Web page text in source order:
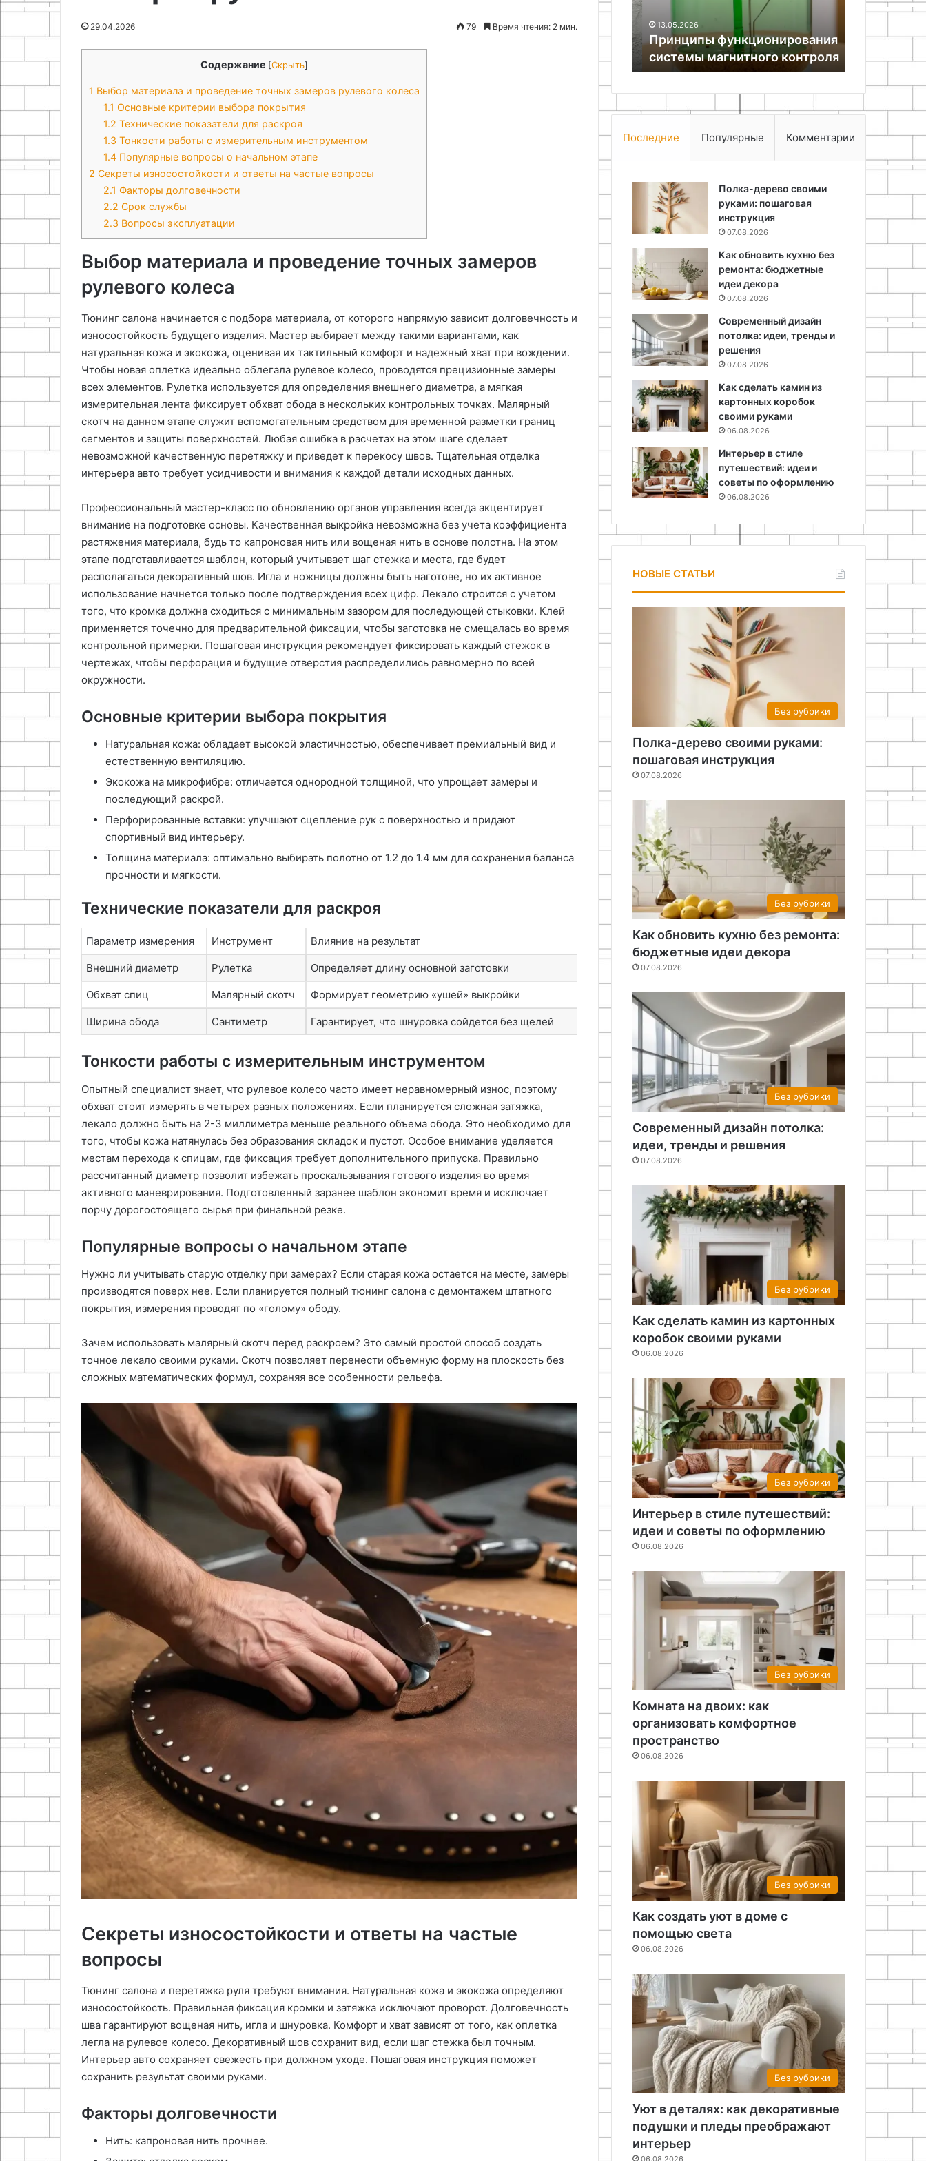
29.04.2026 79 Время чтения: 2 мин.
Содержание [Скрыть]
1 Выбор материала и проведение точных замеров рулевого колеса
1.1 Основные критерии выбора покрытия
1.2 Технические показатели для раскроя
1.3 Тонкости работы с измерительным инструментом
1.4 Популярные вопросы о начальном этапе
2 Секреты износостойкости и ответы на частые вопросы
2.1 Факторы долговечности
2.2 Срок службы
2.3 Вопросы эксплуатации
Выбор материала и проведение точных замеров
рулевого колеса
Тюнинг салона начинается с подбора материала, от которого напрямую зависит долговечность и
износостойкость будущего изделия. Мастер выбирает между такими вариантами, как
натуральная кожа и экокожа, оценивая их тактильный комфорт и надежный хват при вождении.
Чтобы новая оплетка идеально облегала рулевое колесо, проводятся прецизионные замеры
всех элементов. Рулетка используется для определения внешнего диаметра, а мягкая
измерительная лента фиксирует обхват обода в нескольких контрольных точках. Малярный
скотч на данном этапе служит вспомогательным средством для временной разметки границ
сегментов и защиты поверхностей. Любая ошибка в расчетах на этом шаге сделает
невозможной качественную перетяжку и приведет к перекосу швов. Тщательная отделка
интерьера авто требует усидчивости и внимания к каждой детали исходных данных.
Профессиональный мастер-класс по обновлению органов управления всегда акцентирует
внимание на подготовке основы. Качественная выкройка невозможна без учета коэффициента
растяжения материала, будь то капроновая нить или вощеная нить в основе полотна. На этом
этапе подготавливается шаблон, который учитывает шаг стежка и места, где будет
располагаться декоративный шов. Игла и ножницы должны быть наготове, но их активное
использование начнется только после подтверждения всех цифр. Лекало строится с учетом
того, что кромка должна сходиться с минимальным зазором для последующей стыковки. Клей
применяется точечно для предварительной фиксации, чтобы заготовка не смещалась во время
контрольной примерки. Пошаговая инструкция рекомендует фиксировать каждый стежок в
чертежах, чтобы перфорация и будущие отверстия распределились равномерно по всей
окружности.
Основные критерии выбора покрытия
Натуральная кожа: обладает высокой эластичностью, обеспечивает премиальный вид и
естественную вентиляцию.
Экокожа на микрофибре: отличается однородной толщиной, что упрощает замеры и
последующий раскрой.
Перфорированные вставки: улучшают сцепление рук с поверхностью и придают
спортивный вид интерьеру.
Толщина материала: оптимально выбирать полотно от 1.2 до 1.4 мм для сохранения баланса
прочности и мягкости.
Технические показатели для раскроя
Параметр измерения Инструмент Влияние на результат
Внешний диаметр Рулетка Определяет длину основной заготовки
Обхват спиц Малярный скотч Формирует геометрию «ушей» выкройки
Ширина обода Сантиметр Гарантирует, что шнуровка сойдется без щелей
Тонкости работы с измерительным инструментом
Опытный специалист знает, что рулевое колесо часто имеет неравномерный износ, поэтому
обхват стоит измерять в четырех разных положениях. Если планируется сложная затяжка,
лекало должно быть на 2-3 миллиметра меньше реального объема обода. Это необходимо для
того, чтобы кожа натянулась без образования складок и пустот. Особое внимание уделяется
местам перехода к спицам, где фиксация требует дополнительного припуска. Правильно
рассчитанный диаметр позволит избежать проскальзывания готового изделия во время
активного маневрирования. Подготовленный заранее шаблон экономит время и исключает
порчу дорогостоящего сырья при финальной резке.
Популярные вопросы о начальном этапе
Нужно ли учитывать старую отделку при замерах? Если старая кожа остается на месте, замеры
производятся поверх нее. Если планируется полный тюнинг салона с демонтажем штатного
покрытия, измерения проводят по «голому» ободу.
Зачем использовать малярный скотч перед раскроем? Это самый простой способ создать
точное лекало своими руками. Скотч позволяет перенести объемную форму на плоскость без
сложных математических формул, сохраняя все особенности рельефа.
Секреты износостойкости и ответы на частые
вопросы
Тюнинг салона и перетяжка руля требуют внимания. Натуральная кожа и экокожа определяют
износостойкость. Правильная фиксация кромки и затяжка исключают проворот. Долговечность
шва гарантируют вощеная нить, игла и шнуровка. Комфорт и хват зависят от того, как оплетка
легла на рулевое колесо. Декоративный шов сохранит вид, если шаг стежка был точным.
Интерьер авто сохраняет свежесть при должном уходе. Пошаговая инструкция поможет
сохранить результат своими руками.
Факторы долговечности
Нить: капроновая нить прочнее.
Самодельный термометр на
07.05.2026
13.05.2026
Принципы функционирования
системы магнитного контроля
для
эффекта
20.11.2025
интерьер
Последние Популярные Комментарии
Полка-дерево своими
руками: пошаговая
инструкция
07.08.2026
Как обновить кухню без
ремонта: бюджетные
идеи декора
07.08.2026
Современный дизайн
потолка: идеи, тренды и
решения
07.08.2026
Как сделать камин из
картонных коробок
своими руками
06.08.2026
Интерьер в стиле
путешествий: идеи и
советы по оформлению
06.08.2026
НОВЫЕ СТАТЬИ
Без рубрики
Полка-дерево своими руками:
пошаговая инструкция
07.08.2026
Без рубрики
Как обновить кухню без ремонта:
бюджетные идеи декора
07.08.2026
Без рубрики
Современный дизайн потолка:
идеи, тренды и решения
07.08.2026
Без рубрики
Как сделать камин из картонных
коробок своими руками
06.08.2026
Без рубрики
Интерьер в стиле путешествий:
идеи и советы по оформлению
06.08.2026
Без рубрики
Комната на двоих: как
организовать комфортное
пространство
06.08.2026
Без рубрики
Как создать уют в доме с
помощью света
06.08.2026
Без рубрики
Уют в деталях: как декоративные
подушки и пледы преображают
интерьер
06.08.2026